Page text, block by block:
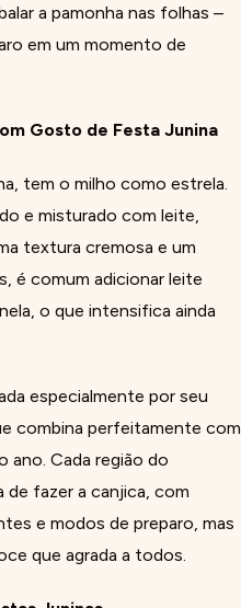
a pamonha nas folhas –
em um momento de
Gosto de Festa Junina
tem o milho como estrela.
e misturado com leite,
textura cremosa e um
é comum adicionar leite
o que intensifica ainda
especialmente por seu
combina perfeitamente com
ano. Cada região do
fazer a canjica, com
e modos de preparo, mas
que agrada a todos.